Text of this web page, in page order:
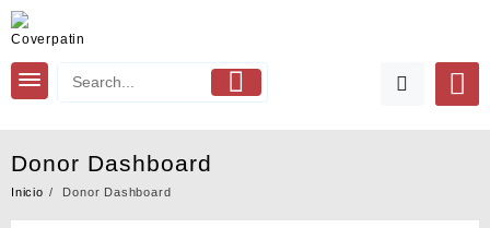
Saltar
al
Donor Dashboard
Inicio Donor Dashboard